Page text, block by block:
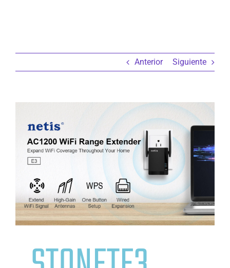
Anterior Siguiente
imagen
más
grande